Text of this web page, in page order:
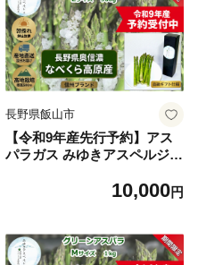
長野県飯山市
【令和9年産先行予約】アス
パラガス みゆきアスペルジュ
《出荷時期：2027年5月中旬
送 独自栽培 甘さ 高級 ギフト
(Ce-002)
10,000円